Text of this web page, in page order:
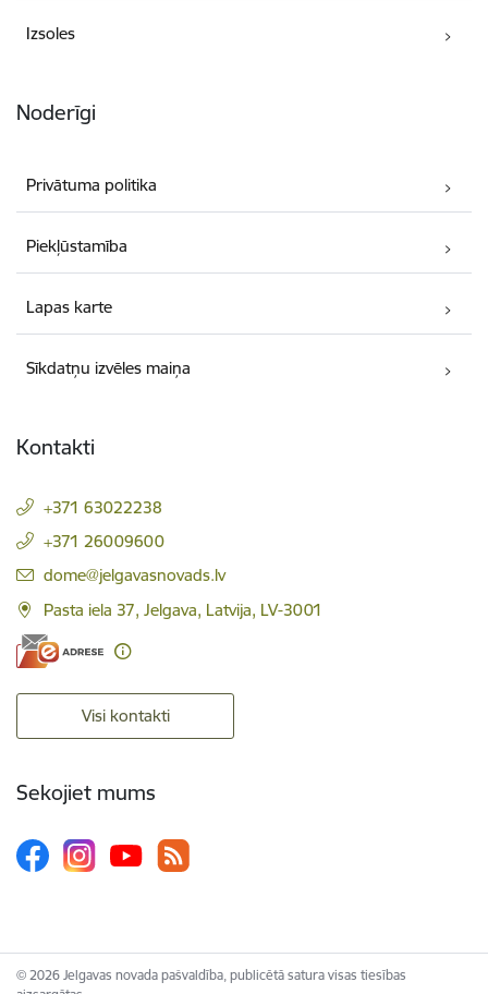
Izsoles
Noderīgi
Privātuma politika
Piekļūstamība
Lapas karte
Sīkdatņu izvēles maiņa
Kontakti
+371 63022238
+371 26009600
E-pasts:
dome@jelgavasnovads.lv
Pasta iela 37, Jelgava, Latvija, LV-3001
Visi kontakti
Sekojiet mums
© 2026 Jelgavas novada pašvaldība, publicētā satura visas tiesības